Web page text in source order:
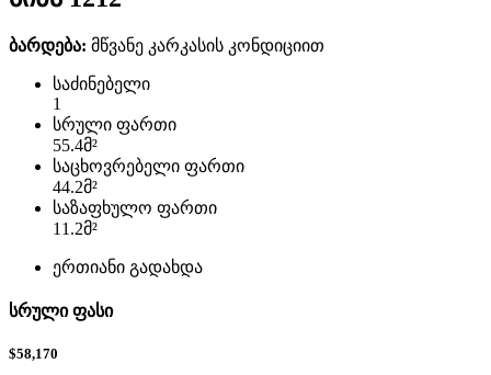
ბარდება: მწვანე კარკასის კონდიციით
საძინებელი
1
სრული ფართი
55.4მ²
საცხოვრებელი ფართი
44.2მ²
საზაფხულო ფართი
11.2მ²
ერთიანი გადახდა
სრული ფასი
$58,170